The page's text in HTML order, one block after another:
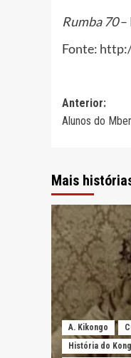
Rumba 70–
Fonte:
de
Anterior:
Alunos do
Mais
A. Kikongo
História do